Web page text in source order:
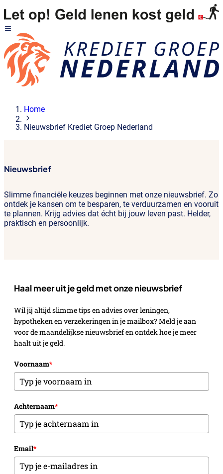
Home
Nieuwsbrief Krediet Groep Nederland
Nieuwsbrief
Slimme financiële keuzes beginnen met onze nieuwsbrief. Zo
ontdek je kansen om te besparen, te verduurzamen en vooruit
te plannen. Krijg advies dat écht bij jouw leven past. Helder,
praktisch en persoonlijk.
Haal meer uit je geld met onze nieuwsbrief
Wil jij altijd slimme tips en advies over leningen,
hypotheken en verzekeringen in je mailbox? Meld je aan
voor de maandelijkse nieuwsbrief en ontdek hoe je meer
haalt uit je geld.
Voornaam*
Achternaam*
Email*